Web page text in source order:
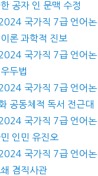
공자 인 문맥 수정
국가직 7급 언어
론 과학적 진보
국가직 7급 언어
두법
국가직 7급 언어
공동체적 독서 전근대
국가직 7급 언어
인민 유진오
국가직 7급 언어
겸직사관